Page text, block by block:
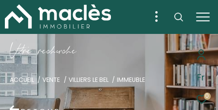
Fr
0
Vore recece
ACCUEIL VENTE VILLIERS LE BEL IMMEUBLE